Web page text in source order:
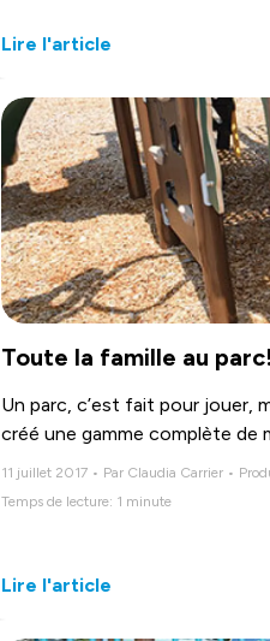
Lire l'article
Toute la famille au parc!
Un parc, c’est fait pour jouer,
créé une gamme complète de
11 juillet 2017 • Par Claudia Carrier •
Temps de lecture: 1 minute
Lire l'article